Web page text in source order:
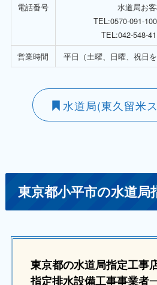
電話番号
水道局お
TEL:0570-091-
TEL:042-548-
営業時間
平日（土曜、日曜、祝日
水道局(東久留米
東京都小平市の水道局
東京都の水道局指定工事
指定排水設備工事事業者